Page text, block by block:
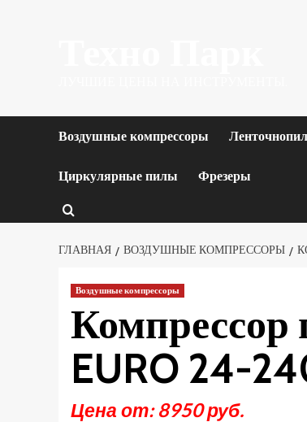
Воздушные компрессоры
Циркулярные пилы Фрезеры
ГЛАВНАЯ ВОЗДУШНЫЕ КОМПРЕССОРЫ
Воздушные компрессоры
Компрессор
EURO 24-
Цена от: 8950 руб.